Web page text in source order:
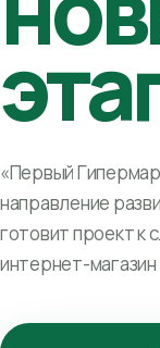
«Первый
направление
готовит проект к
интернет-